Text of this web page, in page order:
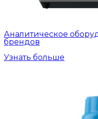
Аналитическое
брендов
Узнать больше